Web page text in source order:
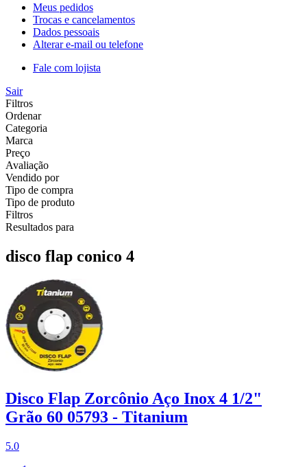
Meus pedidos
Trocas e cancelamentos
Dados pessoais
Alterar e-mail ou telefone
Fale com lojista
Sair
Filtros
Ordenar
Categoria
Marca
Preço
Avaliação
Vendido por
Tipo de compra
Tipo de produto
Filtros
Resultados para
disco flap conico 4
Disco Flap Zorcônio Aço Inox 4 1/2"
Grão 60 05793 - Titanium
5.0